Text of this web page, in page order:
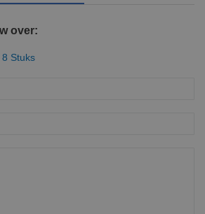
over:
Stuks